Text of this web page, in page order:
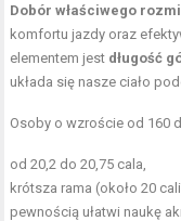
Dobór właściwego
komfortu jazdy oraz
elementem jest długość
układa się nasze ciało
Osoby o wzroście od 160
od 20,2 do 20,75 cala,
krótsza rama (około 20
pewnością ułatwi naukę